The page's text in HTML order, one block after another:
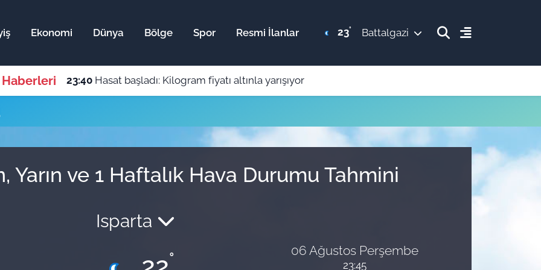
Ekonomi Dünya Bölge Spor Resmi İlanlar 23° Battalgazi
Haberleri 23:40 Hasat başladı: Kilogram fiyatı altınla yarışıyor
Yarın ve 1 Haftalık Hava Durumu Tahmini
Isparta
° 06 Ağustos Perşembe
23:45